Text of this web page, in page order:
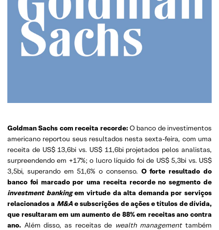
Goldman Sachs com receita recorde:O banco de investimentos
americano reportou seus resultados nesta sexta-feira, com uma
receita de US$ 13,6bi vs. US$ 11,6bi projetados pelos analistas,
surpreendendo em +17%; o lucro líquido foi de US$ 5,3bi vs. US$
3,5bi, superando em 51,6% o consenso. O forte resultado do
banco foi marcado por uma receita recorde no segmento de
investment bankingem virtude da alta demanda por serviços
relacionados a M&Ae subscrições de ações e títulos de dívida,
que resultaram em um aumento de 88% em receitas ano contra
ano. Além disso, as receitas de wealth management também